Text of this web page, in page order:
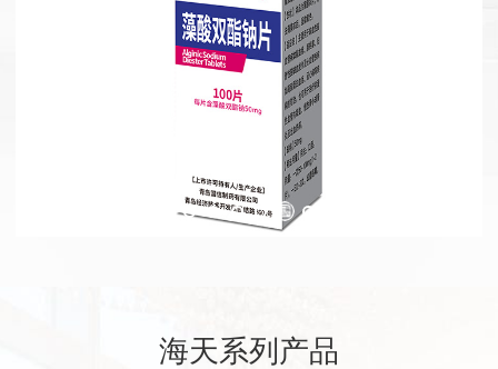
海天系列产品